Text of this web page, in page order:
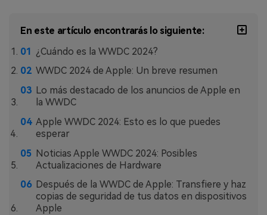
valores de fábrica.
MobileTrans App
Transfiere datos del teléfono, de
WhatsApp y archivos entre dispositivos
WeLastseen te tiene al tanto de todo
En este artículo encontrarás lo siguiente:
¿Cuándo es la WWDC 2024?
WWDC 2024 de Apple: Un breve resumen
Lo más destacado de los anuncios de Apple en
la WWDC
Apple WWDC 2024: Esto es lo que puedes
esperar
Noticias Apple WWDC 2024: Posibles
Actualizaciones de Hardware
Después de la WWDC de Apple: Transfiere y haz
copias de seguridad de tus datos en dispositivos
Apple